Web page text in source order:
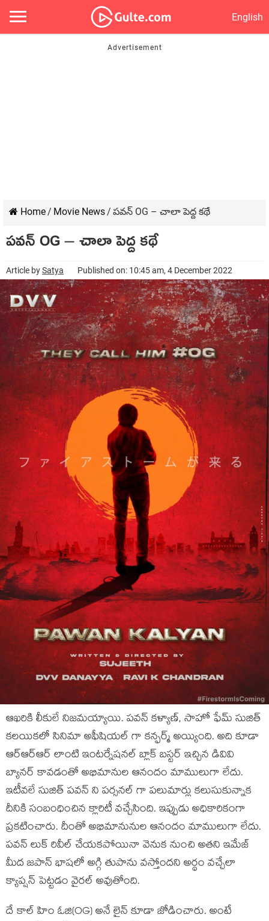
English
Home/ Movie News/ పవన్ OG – చాలా పెద్ద కథే
పవన్ OG – చాలా పెద్ద కథే
Article bySatya Published on: 10:45 am, 4 December 2022
ఆఖరికి లీకులే నిజమయ్యాయి. పవన్ కళ్యాణ్, సాహో ఫేమ్ సుజిత్
కలయికలో సినిమా అఫీషియల్ గా కన్ఫర్మ్ అయ్యింది. అది కూడా
ఆర్ఆర్ఆర్ లాంటి ఇంటర్నేషనల్ బ్లాక్ బస్టర్ ఇచ్చిన డివివి
బ్యానర్ కావడంతో అభిమానుల ఆనందం మాములుగా లేదు.
ఇటీవలే సుజిత్ పవన్ ని పర్సనల్ గా పలుమార్లు కలుసుకున్నాక
దీనికి సంబంధించిన క్లారిటీ వచ్చేసింది. ఇప్పుడు అధికారికంగా
ప్రకటించారు. దీంతో అభిమానునుల ఆనందం మాములుగా లేదు.
పవన్ లుక్ రివీల్ చేయకపోయినా వెనుక నుంచి అతని ఇమేజ్
మీద జపాన్ భాషలో అగ్గి తుపాను వస్తోందని అర్థం వచ్చేలా
క్యాప్షన్ పెట్టడం వైరల్ అవుతోంది.
దే కాల్ హిం ఓజి(OG) అనే లైన్ కూడా జోడించారు. అంటే